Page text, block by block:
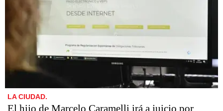
LA CIUDAD.
​​​​​El hijo de Marcelo Caramelli irá a juicio por